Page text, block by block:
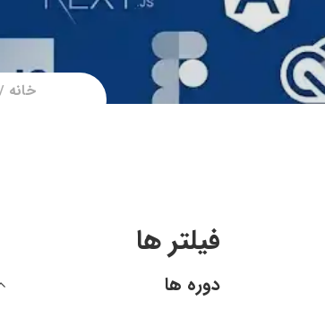
خانه
فیلتر ها
دوره ها